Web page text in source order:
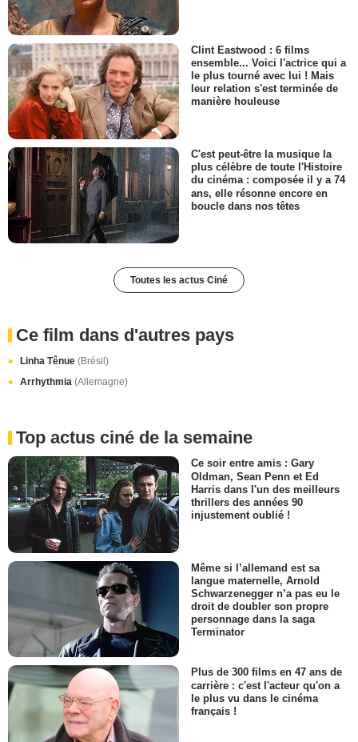
Clint Eastwood : 6 films
ensemble... Voici l'actrice qui a
le plus tourné avec lui ! Mais
leur relation s'est terminée de
manière houleuse
C'est peut-être la musique la
plus célèbre de toute l'Histoire
du cinéma : composée il y a 74
ans, elle résonne encore en
boucle dans nos têtes
Toutes les actus Ciné
Ce film dans d'autres pays
Linha Tênue (Brésil)
Arrhythmia (Allemagne)
Top actus ciné de la semaine
Ce soir entre amis : Gary
Oldman, Sean Penn et Ed
Harris dans l'un des meilleurs
thrillers des années 90
injustement oublié !
Même si l’allemand est sa
langue maternelle, Arnold
Schwarzenegger n’a pas eu le
droit de doubler son propre
personnage dans la saga
Terminator
Plus de 300 films en 47 ans de
carrière : c'est l'acteur qu'on a
le plus vu dans le cinéma
français !